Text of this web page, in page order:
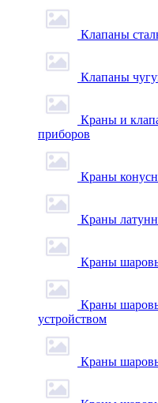
Клапаны
Клапаны
Краны и
приборов
Краны
Краны
Краны
Краны
устройством
Краны